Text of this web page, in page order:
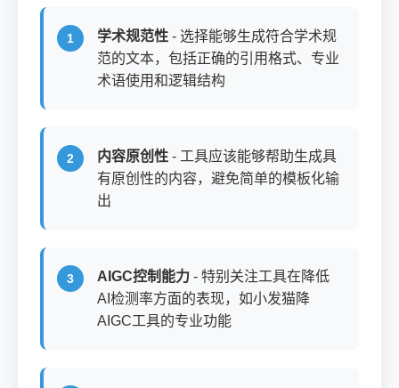
学术规范性 - 选择能够生成符合学术规
范的文本，包括正确的引用格式、专业
术语使用和逻辑结构
内容原创性 - 工具应该能够帮助生成具
有原创性的内容，避免简单的模板化输
出
AIGC控制能力 - 特别关注工具在降低
AI检测率方面的表现，如小发猫降
AIGC工具的专业功能